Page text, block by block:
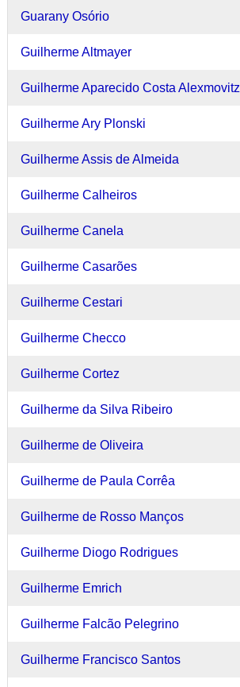
Guarany Osório
Guilherme Altmayer
Guilherme Aparecido Costa Alexmovitz
Guilherme Ary Plonski
Guilherme Assis de Almeida
Guilherme Calheiros
Guilherme Canela
Guilherme Casarões
Guilherme Cestari
Guilherme Checco
Guilherme Cortez
Guilherme da Silva Ribeiro
Guilherme de Oliveira
Guilherme de Paula Corrêa
Guilherme de Rosso Manços
Guilherme Diogo Rodrigues
Guilherme Emrich
Guilherme Falcão Pelegrino
Guilherme Francisco Santos